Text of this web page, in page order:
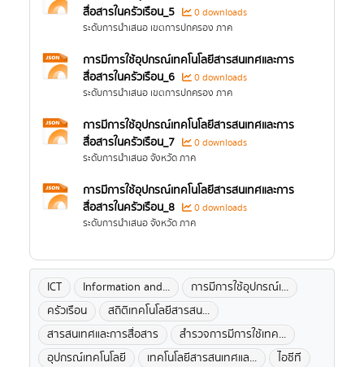
สื่อสารในครัวเรือน_5
0 downloads
ระดับการนำเสนอ เขตการปกครอง ภาค
การมีการใช้อุปกรณ์เทคโนโลยีสารสนเทศและการ
สื่อสารในครัวเรือน_6
0 downloads
ระดับการนำเสนอ เขตการปกครอง ภาค
การมีการใช้อุปกรณ์เทคโนโลยีสารสนเทศและการ
สื่อสารในครัวเรือน_7
0 downloads
ระดับการนำเสนอ จังหวัด ภาค
การมีการใช้อุปกรณ์เทคโนโลยีสารสนเทศและการ
สื่อสารในครัวเรือน_8
0 downloads
ระดับการนำเสนอ จังหวัด ภาค
ICT Information and...
การมีการใช้อุปกรณ์เ...
ครัวเรือน
สถิติเทคโนโลยีสารสน...
สารสนเทศและการสื่อสาร
สำรวจการมีการใช้เทค...
อุปกรณ์เทคโนโลยี
เทคโนโลยีสารสนเทศแล... ไอซีที